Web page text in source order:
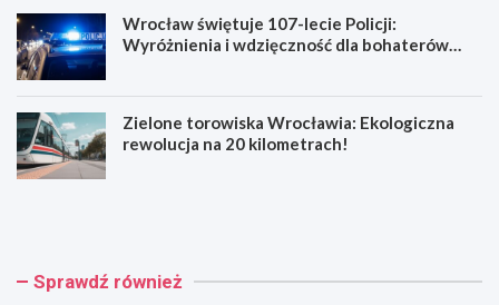
Wrocław świętuje 107-lecie Policji:
Wyróżnienia i wdzięczność dla bohaterów
Zielone torowiska Wrocławia: Ekologiczna
rewolucja na 20 kilometrach!
R
a
W
e Sprawdź również